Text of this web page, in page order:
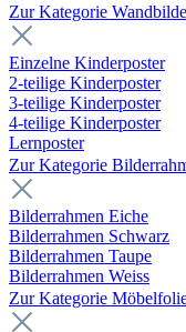
Zur Kategorie
Einzelne Kinderposter
2-teilige Kinderposter
3-teilige Kinderposter
4-teilige Kinderposter
Lernposter
Zur Kategorie
Bilderrahmen Eiche
Bilderrahmen Schwarz
Bilderrahmen Taupe
Bilderrahmen Weiss
Zur Kategorie